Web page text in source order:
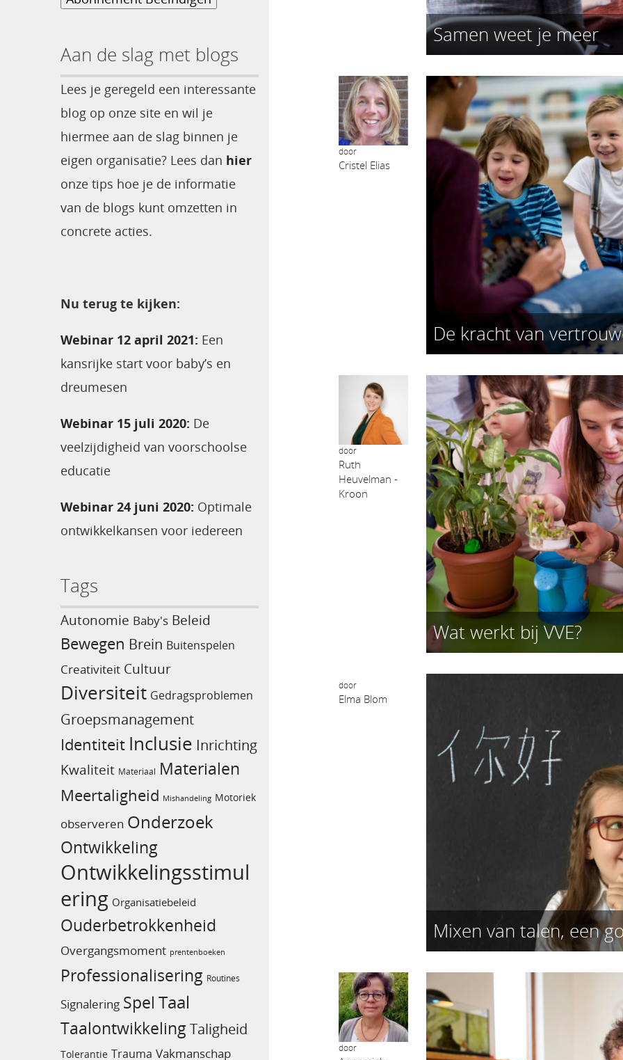
Aan de slag met blogs
Lees je geregeld een interessante
blog op onze site en wil je
hiermee aan de slag binnen je
eigen organisatie? Lees dan hier
onze tips hoe je de informatie
van de blogs kunt omzetten in
concrete acties.
Nu terug te kijken:
Webinar 12 april 2021: Een
kansrijke start voor baby’s en
dreumesen
Webinar 15 juli 2020: De
veelzijdigheid van voorschoolse
educatie
Webinar 24 juni 2020: Optimale
ontwikkelkansen voor iedereen
Tags
Autonomie Baby's Beleid
Bewegen Brein Buitenspelen
Creativiteit Cultuur
Diversiteit Gedragsproblemen
Groepsmanagement
Identiteit Inclusie Inrichting
Kwaliteit Materiaal Materialen
Meertaligheid Mishandeling Motoriek
observeren Onderzoek
Ontwikkeling
Ontwikkelingsstimul
ering Organisatiebeleid
Ouderbetrokkenheid
Overgangsmoment prentenboeken
Professionalisering Routines
Signalering Spel Taal
Taalontwikkeling Taligheid
Tolerantie Trauma Vakmanschap
Samen weet je meer
door
Cristel Elias
De kracht van
door
Ruth
Heuvelman -
Kroon
Wat werkt bij VVE?
door
Elma Blom
Mixen van talen, een
door